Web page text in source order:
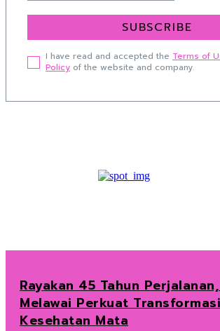
SUBSCRIBE
I have read and accepted the Terms of
Policy of the website and company.
Rayakan 45 Tahun
Melawai Perkuat
Kesehatan Mata